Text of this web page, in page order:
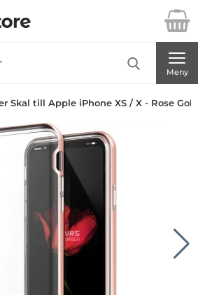
för Danira Telecom AB
Meny
Skal till Apple iPhone XS / X - Rose Gold